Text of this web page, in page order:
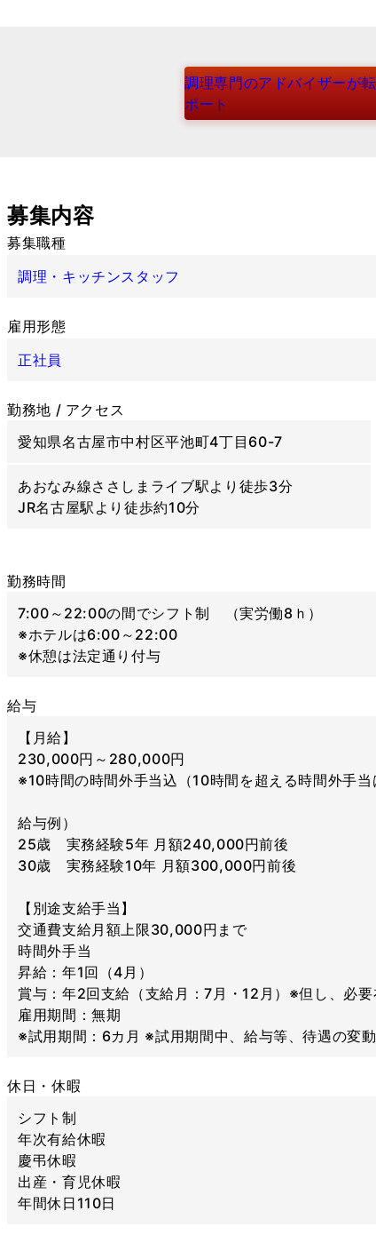
調理専門のアドバイザーが
ポート
募集内容
募集職種
調理・キッチンスタッフ
雇用形態
正社員
勤務地 / アクセス
愛知県名古屋市中村区平池町4丁目60-7
あおなみ線ささしまライブ駅より徒歩3分
JR名古屋駅より徒歩約10分
勤務時間
7:00～22:00の間でシフト制 （実労働8ｈ）
※ホテルは6:00～22:00
※休憩は法定通り付与
給与
【月給】
230,000円～280,000円
※10時間の時間外手当込（10時間を超える時間外手当
給与例）
25歳 実務経験5年 月額240,000円前後
30歳 実務経験10年 月額300,000円前後
【別途支給手当】
交通費支給月額上限30,000円まで
時間外手当
昇給：年1回（4月）
賞与：年2回支給（支給月：7月・12月）※但し、必要
雇用期間：無期
※試用期間：6カ月 ※試用期間中、給与等、待遇の変
休日・休暇
シフト制
年次有給休暇
慶弔休暇
出産・育児休暇
年間休日110日